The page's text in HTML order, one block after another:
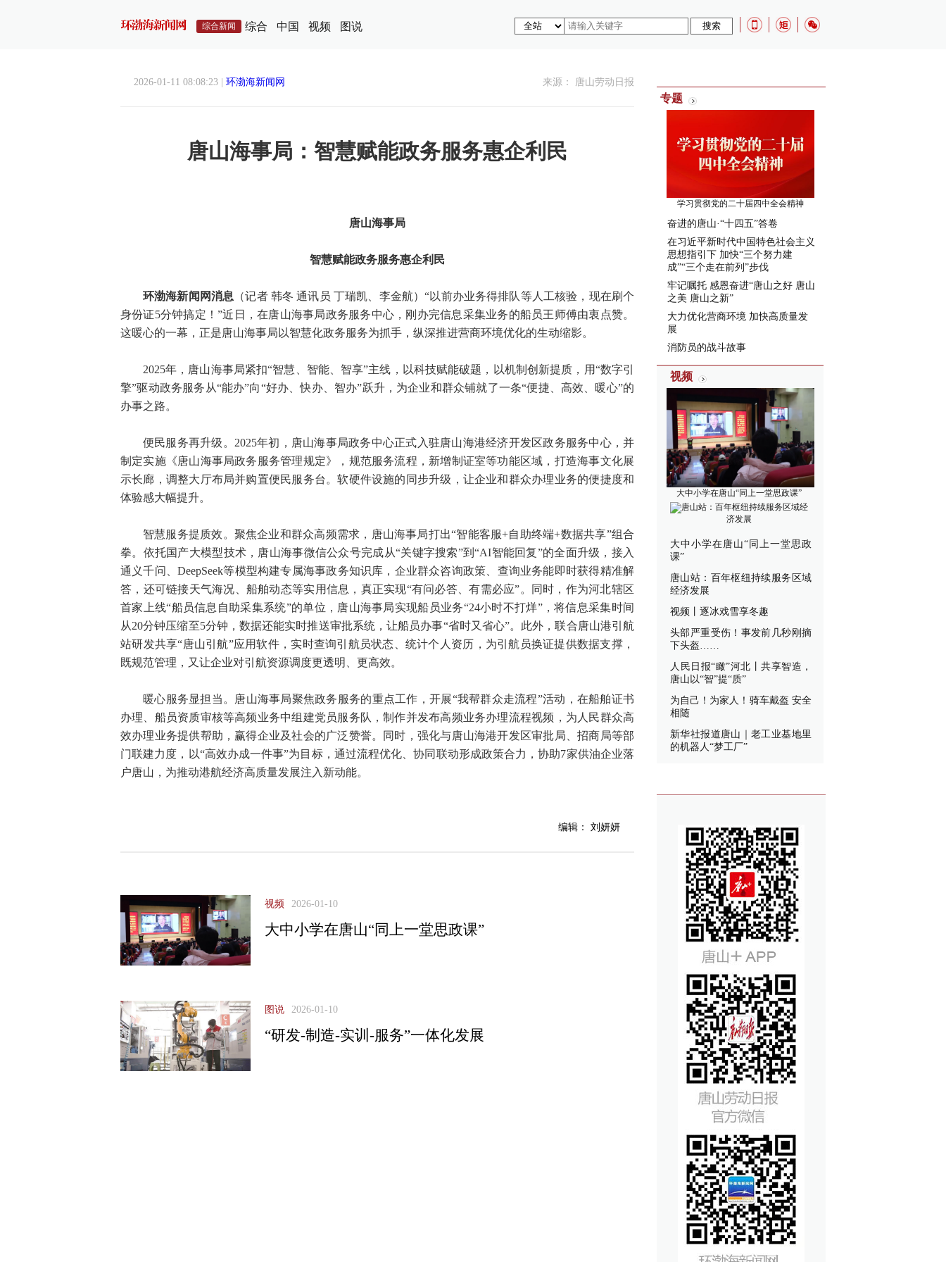
综合新闻 综合 中国 视频 图说
2026-01-11 08:08:23 | 环渤海新闻网 来源： 唐山劳动日报
唐山海事局：智慧赋能政务服务惠企利民
唐山海事局
智慧赋能政务服务惠企利民
环渤海新闻网消息 （记者 韩冬 通讯员 丁瑞凯、李金航）“以前办业务得排队等人工核验，现在刷个
身份证5分钟搞定！”近日，在唐山海事局政务服务中心，刚办完信息采集业务的船员王师傅由衷点赞。
这暖心的一幕，正是唐山海事局以智慧化政务服务为抓手，纵深推进营商环境优化的生动缩影。
2025年，唐山海事局紧扣“智慧、智能、智享”主线，以科技赋能破题，以机制创新提质，用“数字引
擎”驱动政务服务从“能办”向“好办、快办、智办”跃升，为企业和群众铺就了一条“便捷、高效、暖心”的
办事之路。
便民服务再升级。2025年初，唐山海事局政务中心正式入驻唐山海港经济开发区政务服务中心，并
制定实施《唐山海事局政务服务管理规定》，规范服务流程，新增制证室等功能区域，打造海事文化展
示长廊，调整大厅布局并购置便民服务台。软硬件设施的同步升级，让企业和群众办理业务的便捷度和
体验感大幅提升。
智慧服务提质效。聚焦企业和群众高频需求，唐山海事局打出“智能客服+自助终端+数据共享”组合
拳。依托国产大模型技术，唐山海事微信公众号完成从“关键字搜索”到“AI智能回复”的全面升级，接入
通义千问、DeepSeek等模型构建专属海事政务知识库，企业群众咨询政策、查询业务能即时获得精准解
答，还可链接天气海况、船舶动态等实用信息，真正实现“有问必答、有需必应”。同时，作为河北辖区
首家上线“船员信息自助采集系统”的单位，唐山海事局实现船员业务“24小时不打烊”，将信息采集时间
从20分钟压缩至5分钟，数据还能实时推送审批系统，让船员办事“省时又省心”。此外，联合唐山港引航
站研发共享“唐山引航”应用软件，实时查询引航员状态、统计个人资历，为引航员换证提供数据支撑，
既规范管理，又让企业对引航资源调度更透明、更高效。
暖心服务显担当。唐山海事局聚焦政务服务的重点工作，开展“我帮群众走流程”活动，在船舶证书
办理、船员资质审核等高频业务中组建党员服务队，制作并发布高频业务办理流程视频，为人民群众高
效办理业务提供帮助，赢得企业及社会的广泛赞誉。同时，强化与唐山海港开发区审批局、招商局等部
门联建力度，以“高效办成一件事”为目标，通过流程优化、协同联动形成政策合力，协助7家供油企业落
户唐山，为推动港航经济高质量发展注入新动能。
编辑： 刘妍妍
视频 2026-01-10
大中小学在唐山“同上一堂思政课”
图说 2026-01-10
“研发-制造-实训-服务”一体化发展
专题
学习贯彻党的二十届四中全会精神
奋进的唐山·“十四五”答卷
在习近平新时代中国特色社会主义
思想指引下 加快“三个努力建
成”“三个走在前列”步伐
牢记嘱托 感恩奋进“唐山之好 唐山
之美 唐山之新”
大力优化营商环境 加快高质量发
展
消防员的战斗故事
视频
大中小学在唐山“同上一堂思政课”
唐山站：百年枢纽持续服务区域经
济发展
大中小学在唐山“同上一堂思政
课”
唐山站：百年枢纽持续服务区域
经济发展
视频丨逐冰戏雪享冬趣
头部严重受伤！事发前几秒刚摘
下头盔……
人民日报“瞰”河北丨共享智造，
唐山以“智”提“质”
为自己！为家人！骑车戴盔 安全
相随
新华社报道唐山｜老工业基地里
的机器人“梦工厂”